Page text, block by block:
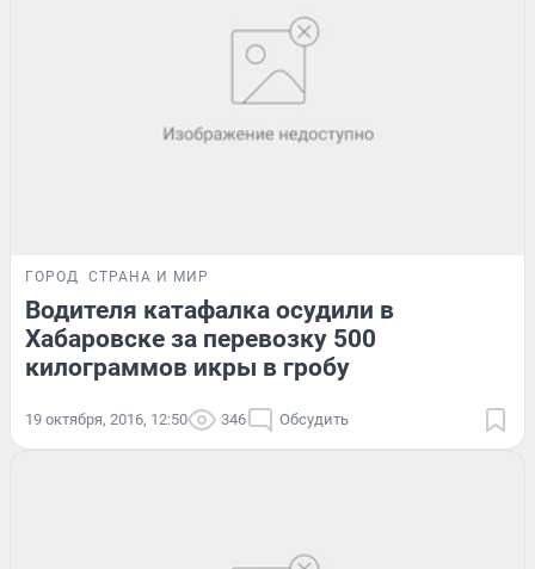
ГОРОД СТРАНА И МИР
Водителя катафалка осудили в
Хабаровске за перевозку 500
килограммов икры в гробу
19 октября, 2016, 12:50 346 Обсудить